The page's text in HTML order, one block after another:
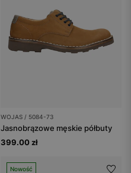
WOJAS / 5084-73
Jasnobrązowe męskie półbuty
399.00 zł
Nowość